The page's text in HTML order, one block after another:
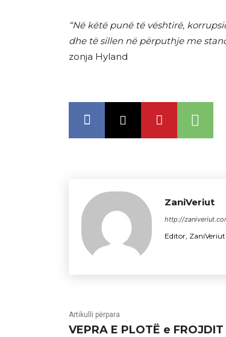
“Në këtë punë të vështirë,
dhe të sillen në përputhje me
zonja Hyland
ZaniVeriut
http://
Editor, ZaniVeriut
Artikulli përpara
VEPRA E PLOTË e